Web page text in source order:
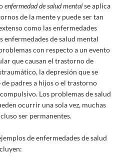
enfermedad de salud mentalse aplica
de la mente y puede ser tan
como las enfermedades
enfermedades de salud mental
con respecto a un evento
que causan el trastorno de
la depresión que se
padres a hijos o el trastorno
Los problemas de salud
ocurrir una sola vez, muchas
ser permanentes.
de enfermedades de salud